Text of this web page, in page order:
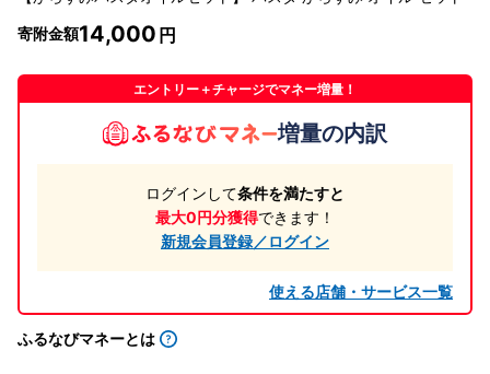
寄附金額14,000
エントリー＋チャージでマネー増量！
増量の内訳
ログインして条件を満たすと
最大0円分獲得できます！
新規会員登録／ログイン
使える店舗・サービス一覧
ふるなびマネーとは